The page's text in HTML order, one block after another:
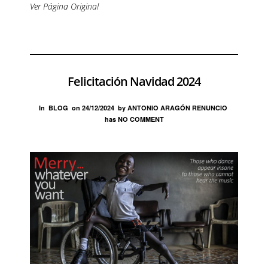
Ver Página Original
Felicitación Navidad 2024
In BLOG on 24/12/2024 by ANTONIO ARAGÓN RENUNCIO
has NO COMMENT